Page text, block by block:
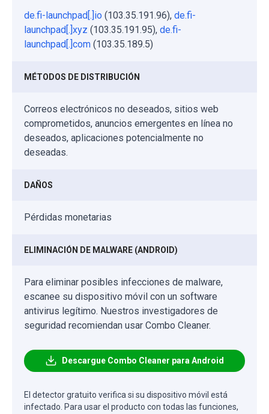
de.fi-launchpad[.]io (103.35.191.96), de.fi-
launchpad[.]xyz (103.35.191.95), de.fi-
launchpad[.]com (103.35.189.5)
MÉTODOS DE DISTRIBUCIÓN
Correos electrónicos no deseados, sitios web
comprometidos, anuncios emergentes en línea no
deseados, aplicaciones potencialmente no
deseadas.
DAÑOS
Pérdidas monetarias
ELIMINACIÓN DE MALWARE (ANDROID)
Para eliminar posibles infecciones de malware,
escanee su dispositivo móvil con un software
antivirus legítimo. Nuestros investigadores de
seguridad recomiendan usar Combo Cleaner.
Descargue Combo Cleaner para Android
El detector gratuito verifica si su dispositivo móvil está
infectado. Para usar el producto con todas las funciones,